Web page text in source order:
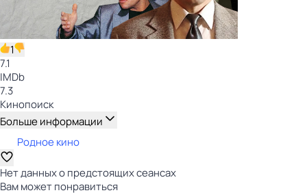
1
7.1
IMDb
7.3
Кинопоиск
Больше информации
Родное кино
Нет данных о предстоящих сеансах
Вам может понравиться